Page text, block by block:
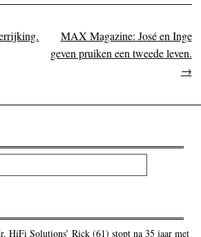
MAX Magazine: José en Inge
geven pruiken een tweede leven.
→
HiFi Solutions’ Rick (61) stopt na 35 jaar met